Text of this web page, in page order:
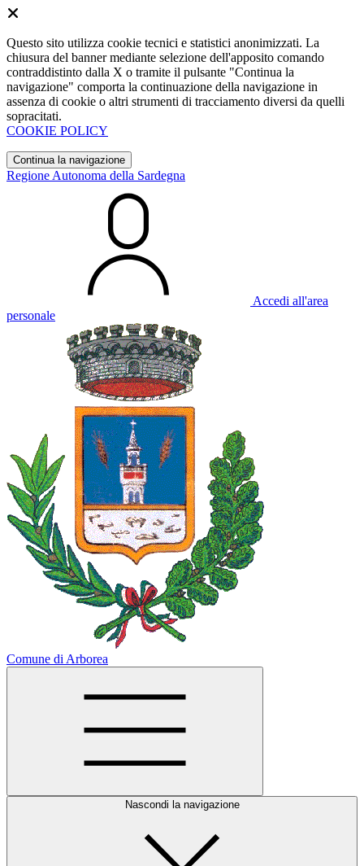
Questo sito utilizza cookie tecnici e statistici anonimizzati. La
chiusura del banner mediante selezione dell'apposito comando
contraddistinto dalla X o tramite il pulsante "Continua la
navigazione" comporta la continuazione della navigazione in
assenza di cookie o altri strumenti di tracciamento diversi da quelli
sopracitati.
COOKIE POLICY
Continua la navigazione
Regione Autonoma della Sardegna
Accedi all'area
personale
Comune di Arborea
Nascondi la navigazione